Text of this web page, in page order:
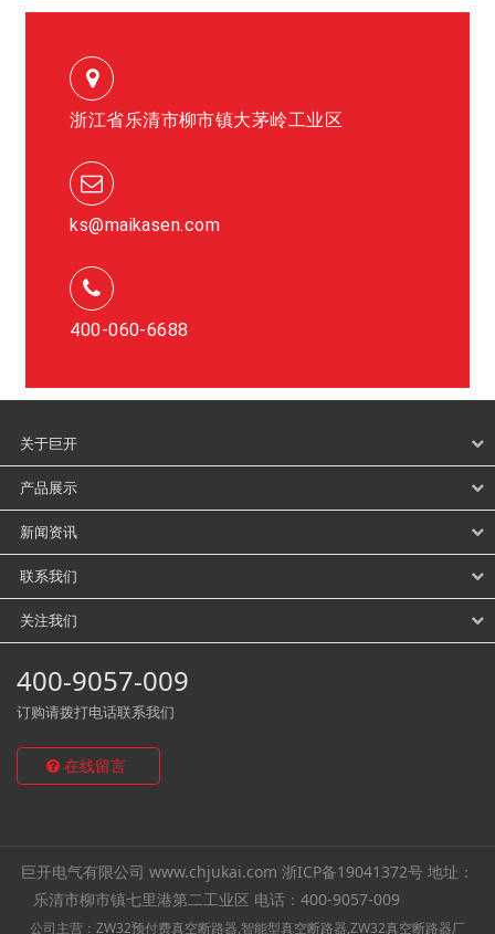
浙江省乐清市柳市镇大茅岭工业区
ks@maikasen.com
400-060-6688
关于巨开
产品展示
新闻资讯
联系我们
关注我们
400-9057-009
订购请拨打电话联系我们
在线留言
巨开电气有限公司 www.chjukai.com 浙ICP备19041372号 地址：
乐清市柳市镇七里港第二工业区 电话：400-9057-009
公司主营：ZW32预付费真空断路器,智能型真空断路器,ZW32真空断路器厂